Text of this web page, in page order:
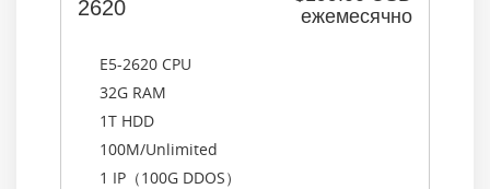
ежемесячно
2620
E5-2620 CPU
32G RAM
1T HDD
100M/Unlimited
1 IP（100G DDOS）